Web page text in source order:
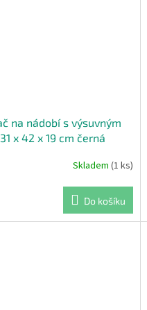
na nádobí s výsuvným
x 42 x 19 cm černá
Skladem (1 ks)
Do košíku